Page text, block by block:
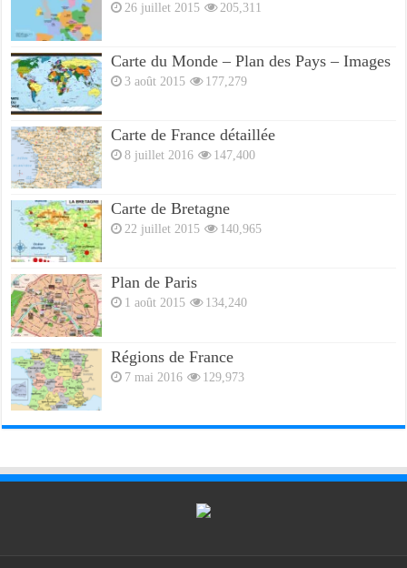
26 juillet 2015 205,311
Carte du Monde – Plan des Pays – Images
3 août 2015 177,279
Carte de France détaillée
8 juillet 2016 147,400
Carte de Bretagne
22 juillet 2015 140,965
Plan de Paris
1 août 2015 134,240
Régions de France
7 mai 2016 129,973